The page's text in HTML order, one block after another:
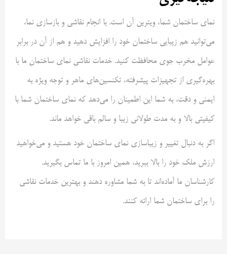
نمای ساختمان شما، ویترین آن است. با انجام نقاشی و بازسازی نما،
می‌توانید هم زیبایی ساختمان خود را افزایش دهید و هم از آن در برابر
عوامل مخرب جوی محافظت کنید. خدمات نقاشی نمای ساختمان ما با
بهره‌گیری از تجهیزات پیشرفته، تکنسین‌های ماهر و توجه ویژه به
ایمنی و دقت، به شما این اطمینان را می‌دهد که نمای ساختمان شما با
کیفیتی بالا و به مدت طولانی زیبا و سالم باقی خواهد ماند.
اگر به دنبال تغییر و زیباسازی نمای ساختمان خود هستید و می‌خواهید
ارزش ملک خود را بالا ببرید، همین امروز با ما تماس بگیرید.
کارشناسان ما آماده‌اند تا به شما مشاوره دهند و بهترین خدمات نقاشی
را برای ساختمان شما ارائه کنند.